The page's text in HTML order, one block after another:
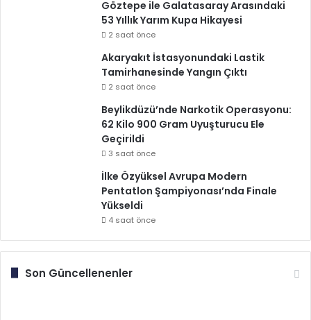
Göztepe ile Galatasaray Arasındaki
53 Yıllık Yarım Kupa Hikayesi
2 saat önce
Akaryakıt İstasyonundaki Lastik
Tamirhanesinde Yangın Çıktı
2 saat önce
Beylikdüzü’nde Narkotik Operasyonu:
62 Kilo 900 Gram Uyuşturucu Ele
Geçirildi
3 saat önce
İlke Özyüksel Avrupa Modern
Pentatlon Şampiyonası’nda Finale
Yükseldi
4 saat önce
Son Güncellenenler